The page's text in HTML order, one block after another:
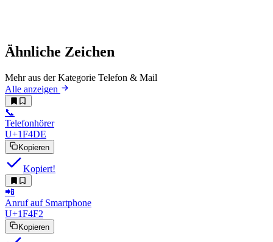
Ähnliche Zeichen
Mehr aus der Kategorie Telefon & Mail
Alle anzeigen
📞
Telefonhörer
U+1F4DE
Kopieren
Kopiert!
📲
Anruf auf Smartphone
U+1F4F2
Kopieren